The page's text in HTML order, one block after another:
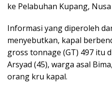
ke Pelabuhan Kupang,
Informasi yang diperoleh
menyebutkan, kapal
gross tonnage (GT) 497 itu
Arsyad (45), warga asal
orang kru kapal.